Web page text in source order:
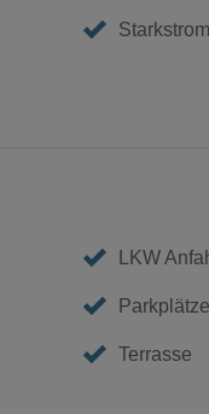
LKW
Parkplätze
Terrasse